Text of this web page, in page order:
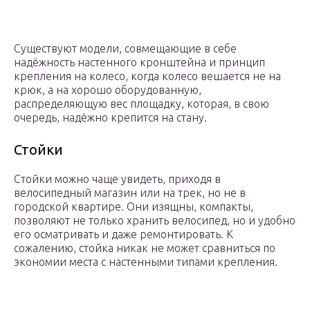
Существуют модели, совмещающие в себе
надёжность настенного кронштейна и принцип
крепления на колесо, когда колесо вешается не на
крюк, а на хорошо оборудованную,
распределяющую вес площадку, которая, в свою
очередь, надёжно крепится на стану.
Стойки
Стойки можно чаще увидеть, приходя в
велосипедный магазин или на трек, но не в
городской квартире. Они изящны, компакты,
позволяют не только хранить велосипед, но и удобно
его осматривать и даже ремонтировать. К
сожалению, стойка никак не может сравниться по
экономии места с настенными типами крепления.